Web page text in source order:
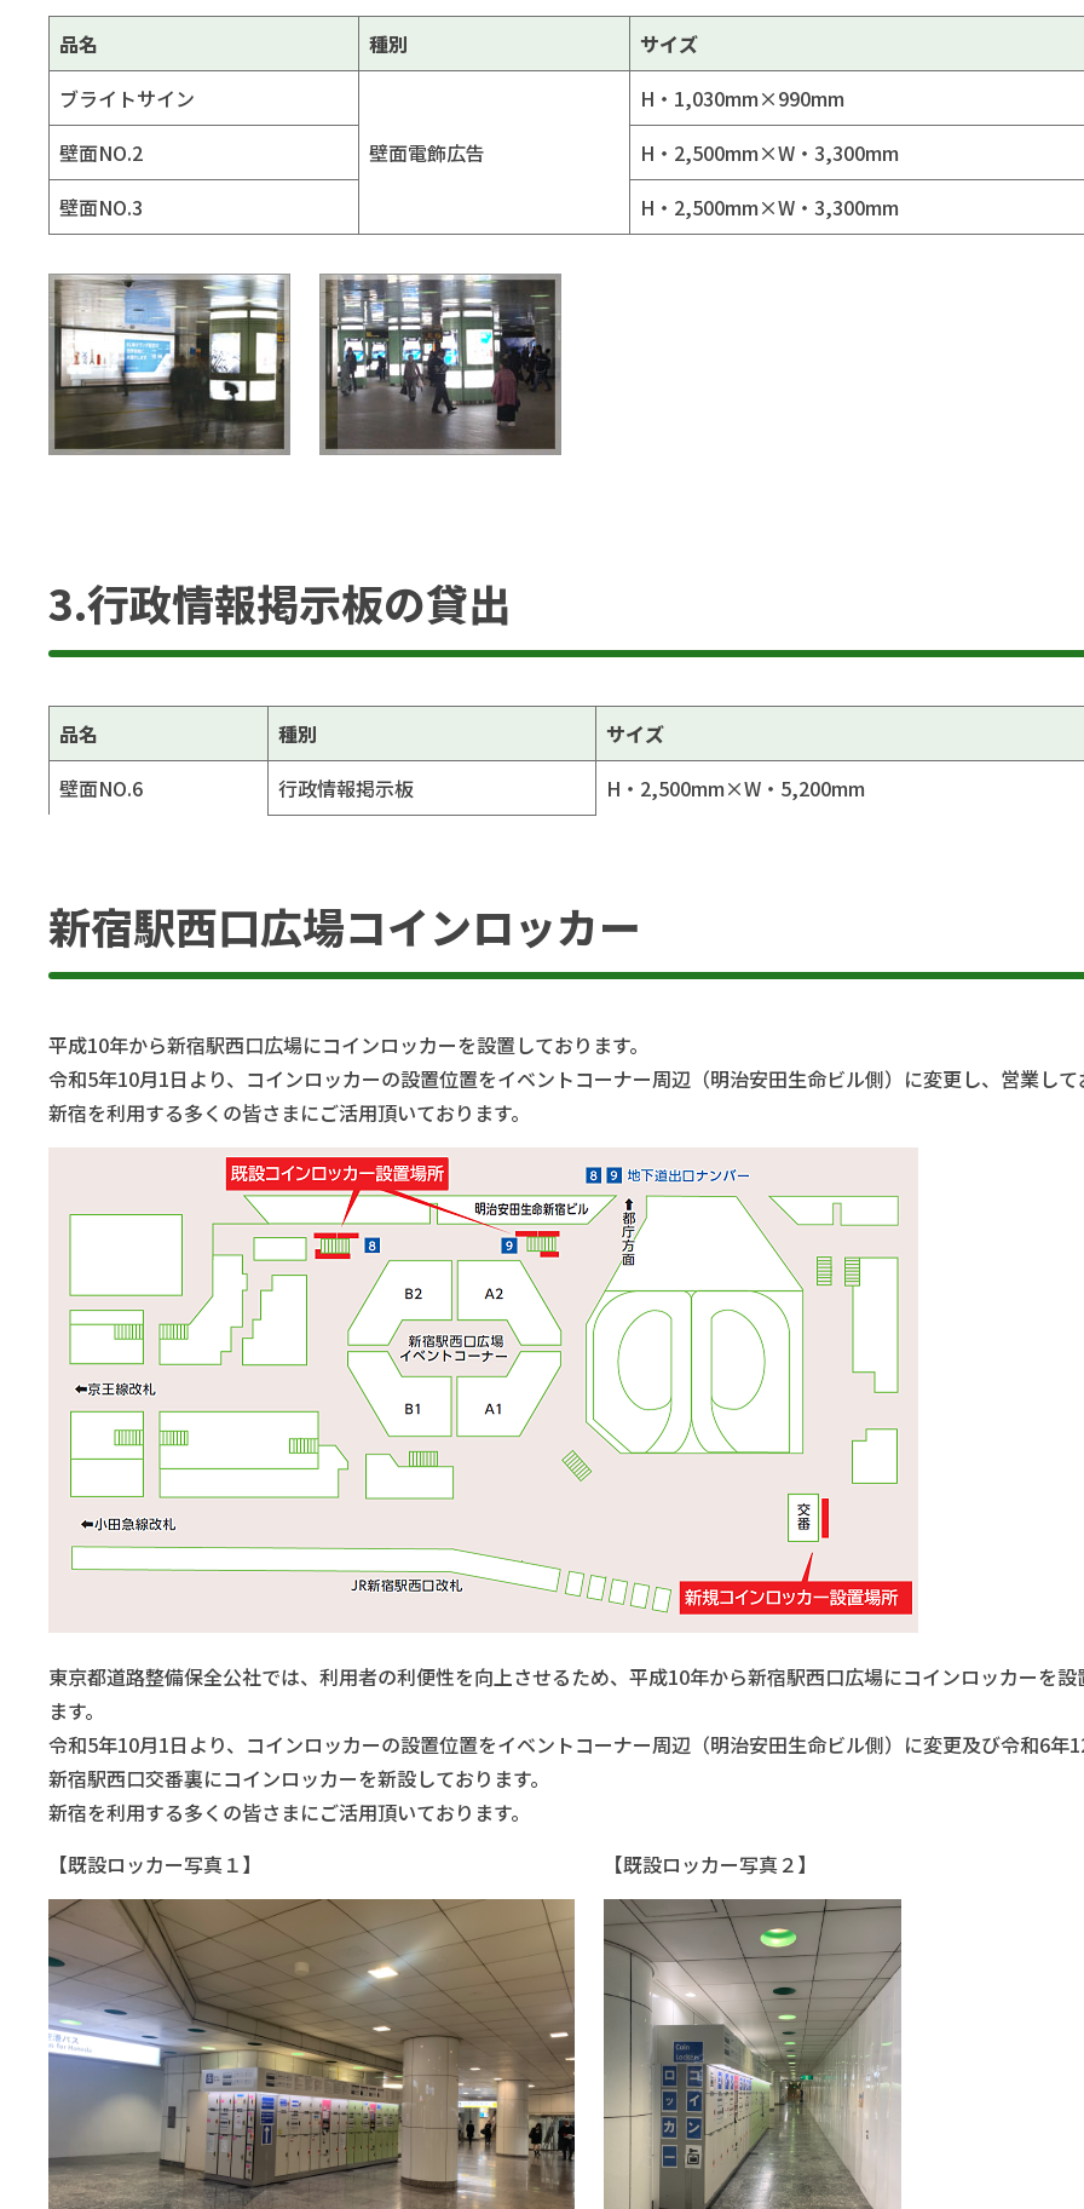
品名 種別
サイズ
ブライトサイン
壁面電飾広告
H・1,030mm×990mm
壁面NO.2
H・2,500mm×W・3,300mm
壁面NO.3
H・2,500mm×W・3,300mm
3.行政情報掲示板の貸出
品名 種別
サイズ
壁面NO.6
行政情報掲示板 H・2,500mm×W・5,200mm
新宿駅西口広場コインロッカー
平成10年から新宿駅西口広場にコインロッカーを設置しております。
令和5年10月1日より、コインロッカーの設置位置をイベントコーナー周辺（明治安田生命ビル側）に変更し、営業して
新宿を利用する多くの皆さまにご活用頂いております。
東京都道路整備保全公社では、利用者の利便性を向上させるため、平成10年から新宿駅西口広場にコインロッカーを設
ます。
令和5年10月1日より、コインロッカーの設置位置をイベントコーナー周辺（明治安田生命ビル側）に変更及び令和6年
新宿駅西口交番裏にコインロッカーを新設しております。
新宿を利用する多くの皆さまにご活用頂いております。
【既設ロッカー写真１】
【既設ロッカー写真２】